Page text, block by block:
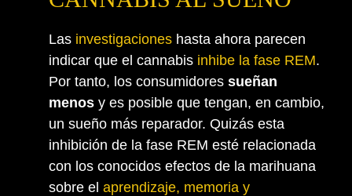
Las investigaciones hasta ahora parecen
indicar que el cannabis inhibe la fase REM.
Por tanto, los consumidores sueñan
menos y es posible que tengan, en cambio,
un sueño más reparador. Quizás esta
inhibición de la fase REM esté relacionada
con los conocidos efectos de la marihuana
sobre el aprendizaje, memoria y